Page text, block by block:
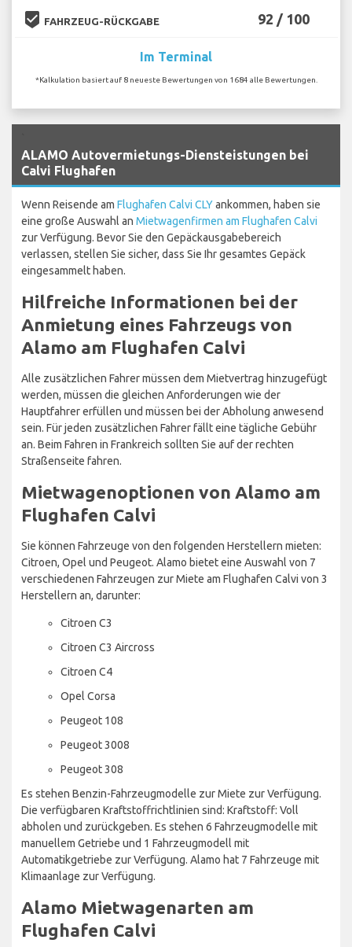
beenhere FAHRZEUG-RÜCKGABE 92 / 100
Im Terminal
*Kalkulation basiert auf 8 neueste Bewertungen von 1684 alle Bewertungen.
ALAMO Autovermietungs-Diensteistungen bei
Calvi Flughafen
Wenn Reisende am Flughafen Calvi CLYankommen, haben sie
eine große Auswahl an Mietwagenfirmen am Flughafen Calvi
zur Verfügung. Bevor Sie den Gepäckausgabebereich
verlassen, stellen Sie sicher, dass Sie Ihr gesamtes Gepäck
eingesammelt haben.
Hilfreiche Informationen bei der
Anmietung eines Fahrzeugs von
Alamo am Flughafen Calvi
Alle zusätzlichen Fahrer müssen dem Mietvertrag hinzugefügt
werden, müssen die gleichen Anforderungen wie der
Hauptfahrer erfüllen und müssen bei der Abholung anwesend
sein. Für jeden zusätzlichen Fahrer fällt eine tägliche Gebühr
an. Beim Fahren in Frankreich sollten Sie auf der rechten
Straßenseite fahren.
Mietwagenoptionen von Alamo am
Flughafen Calvi
Sie können Fahrzeuge von den folgenden Herstellern mieten:
Citroen, Opel und Peugeot. Alamo bietet eine Auswahl von 7
verschiedenen Fahrzeugen zur Miete am Flughafen Calvi von 3
Herstellern an, darunter:
Citroen C3
Citroen C3 Aircross
Citroen C4
Opel Corsa
Peugeot 108
Peugeot 3008
Peugeot 308
Es stehen Benzin-Fahrzeugmodelle zur Miete zur Verfügung.
Die verfügbaren Kraftstoffrichtlinien sind: Kraftstoff: Voll
abholen und zurückgeben. Es stehen 6 Fahrzeugmodelle mit
manuellem Getriebe und 1 Fahrzeugmodell mit
Automatikgetriebe zur Verfügung. Alamo hat 7 Fahrzeuge mit
Klimaanlage zur Verfügung.
Alamo Mietwagenarten am
Flughafen Calvi